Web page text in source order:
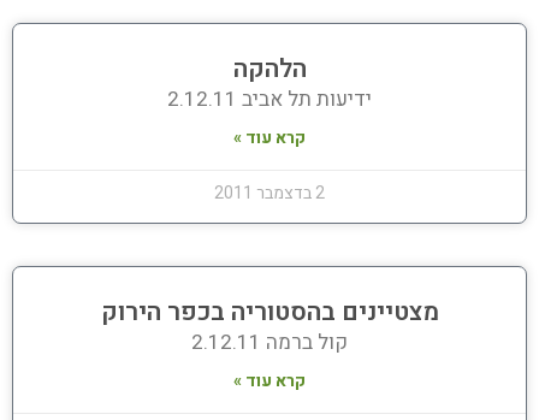
הלהקה
ידיעות תל אביב 2.12.11
קרא עוד »
2 בדצמבר 2011
מצטיינים בהסטוריה בכפר הירוק
קול ברמה 2.12.11
קרא עוד »